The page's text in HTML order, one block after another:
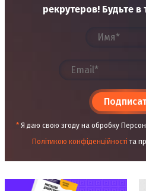
рекрутеров! Будьте в
* Я даю свою згоду на обробку
Політикою конфіденційності та